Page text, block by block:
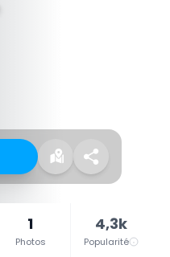
1
Photos
4,3k
Popularité